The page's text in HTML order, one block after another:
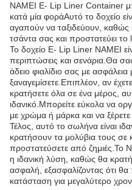
NAMEI E- Lip Liner Container
κατά μία φοράΑυτό το δοχείο
αγαπούν να ταξιδεύουν, καθώς
τσάντα σας και προστατεύει
Το δοχείο E- Lip Liner NAMEI
περιπτώσεις και σενάρια.Θα
άδειο φιαλίδιο σας με ασφάλεια
ξαναγεμίσετε.Επιπλέον, αν
κρατήσετε όλα σε ένα μέρος,
ιδανικό.Μπορείτε εύκολα να
με χρώμα ή μάρκα και να ξέρετε
Τέλος, αυτό το σωλήνα είναι
κρατήσουν τα μολύβια τους
προστατεύσετε από ζημιές.Το
η ιδανική λύση, καθώς θα
ασφαλή, εξασφαλίζοντας ότι θα
κατάσταση για μεγαλύτερο